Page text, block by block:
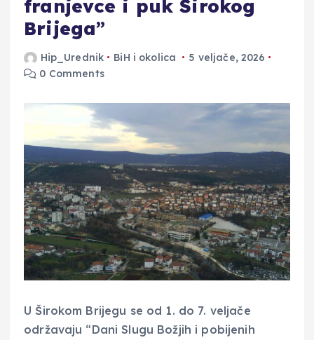
franjevce i puk Širokog
Brijega”
Hip_Urednik BiH i okolica
5 veljače, 2026
0 Comments
U Širokom Brijegu se od 1. do 7. veljače
održavaju “Dani Slugu Božjih i pobijenih